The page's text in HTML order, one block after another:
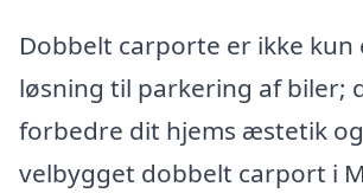
Dobbelt carporte er ikke kun
løsning til parkering af biler;
forbedre dit hjems æstetik
velbygget dobbelt carport i